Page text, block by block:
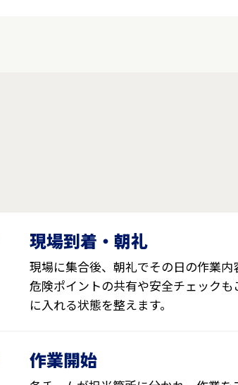
現場到着・朝礼
現場に集合後、朝礼でその日の作業内
危険ポイントの共有や安全チェック
に入れる状態を整えます。
作業開始